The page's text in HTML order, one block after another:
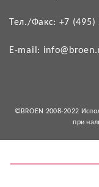
Тел./Факс: +7
E-mail:
©BROEN 2008-2022
при